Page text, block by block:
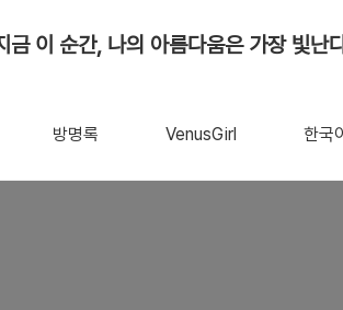
금 이 순간, 나의 아름다움은 가장 빛난
방명록 VenusGirl 한국